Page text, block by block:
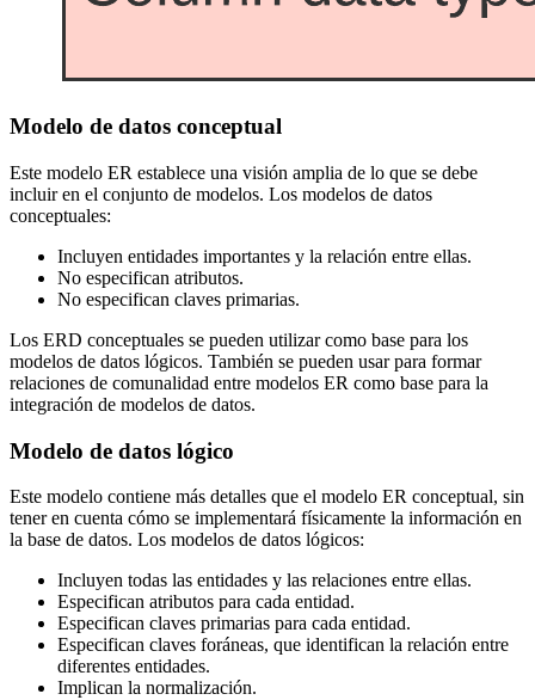
Modelo de datos conceptual
Este modelo ER establece una visión amplia de lo que se debe
incluir en el conjunto de modelos. Los modelos de datos
conceptuales:
Incluyen entidades importantes y la relación entre ellas.
No especifican atributos.
No especifican claves primarias.
Los ERD conceptuales se pueden utilizar como base para los
modelos de datos lógicos. También se pueden usar para formar
relaciones de comunalidad entre modelos ER como base para la
integración de modelos de datos.
Modelo de datos lógico
Este modelo contiene más detalles que el modelo ER conceptual, sin
tener en cuenta cómo se implementará físicamente la información en
la base de datos. Los modelos de datos lógicos:
Incluyen todas las entidades y las relaciones entre ellas.
Especifican atributos para cada entidad.
Especifican claves primarias para cada entidad.
Especifican claves foráneas, que identifican la relación entre
diferentes entidades.
Implican la normalización.